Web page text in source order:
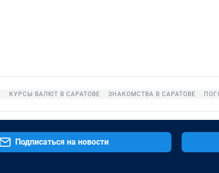
КУРСЫ ВАЛЮТ В САРАТОВЕ ЗНАКОМСТВА В САРАТОВЕ
Подписаться на новости